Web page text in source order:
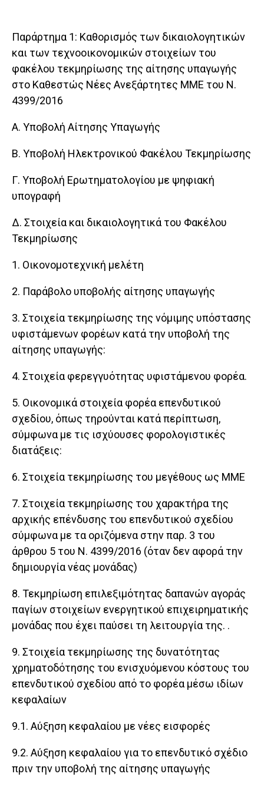
Παράρτημα 1: Καθορισμός των δικαιολογητικών
και των τεχνοοικονομικών στοιχείων του
φακέλου τεκμηρίωσης της αίτησης υπαγωγής
στο Καθεστώς Νέες Ανεξάρτητες ΜΜΕ του Ν.
4399/2016
Α. Υποβολή Αίτησης Υπαγωγής
Β. Υποβολή Ηλεκτρονικού Φακέλου Τεκμηρίωσης
Γ. Υποβολή Ερωτηματολογίου με ψηφιακή
υπογραφή
Δ. Στοιχεία και δικαιολογητικά του Φακέλου
Τεκμηρίωσης
1. Οικονομοτεχνική μελέτη
2. Παράβολο υποβολής αίτησης υπαγωγής
3. Στοιχεία τεκμηρίωσης της νόμιμης υπόστασης
υφιστάμενων φορέων κατά την υποβολή της
αίτησης υπαγωγής:
4. Στοιχεία φερεγγυότητας υφιστάμενου φορέα.
5. Οικονομικά στοιχεία φορέα επενδυτικού
σχεδίου, όπως τηρούνται κατά περίπτωση,
σύμφωνα με τις ισχύουσες φορολογιστικές
διατάξεις:
6. Στοιχεία τεκμηρίωσης του μεγέθους ως ΜΜΕ
7. Στοιχεία τεκμηρίωσης του χαρακτήρα της
αρχικής επένδυσης του επενδυτικού σχεδίου
σύμφωνα με τα οριζόμενα στην παρ. 3 του
άρθρου 5 του Ν. 4399/2016 (όταν δεν αφορά την
δημιουργία νέας μονάδας)
8. Τεκμηρίωση επιλεξιμότητας δαπανών αγοράς
παγίων στοιχείων ενεργητικού επιχειρηματικής
μονάδας που έχει παύσει τη λειτουργία της. .
9. Στοιχεία τεκμηρίωσης της δυνατότητας
χρηματοδότησης του ενισχυόμενου κόστους του
επενδυτικού σχεδίου από το φορέα μέσω ιδίων
κεφαλαίων
9.1. Αύξηση κεφαλαίου με νέες εισφορές
9.2. Αύξηση κεφαλαίου για το επενδυτικό σχέδιο
πριν την υποβολή της αίτησης υπαγωγής